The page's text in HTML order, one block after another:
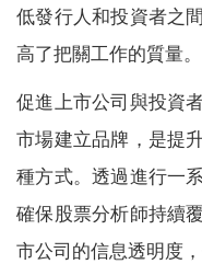
低發行人和投資者之
高了把關工作的質量。
促進上市公司與投資
市場建立品牌，是提
種方式。透過進行一
確保股票分析師持續
市公司的信息透明度